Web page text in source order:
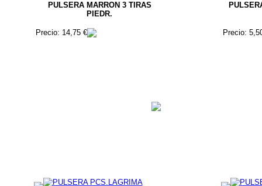
PULSERA MARRON 3 TIRAS
PIEDR.
Precio: 14,75 € Precio: